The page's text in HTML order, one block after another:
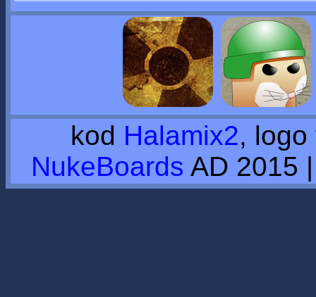
kod Halamix2, logo
NukeBoards AD 2015